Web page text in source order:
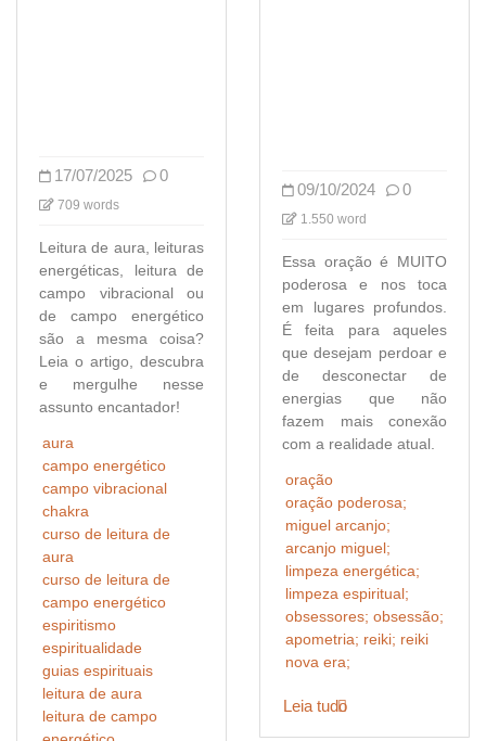
17/07/2025 0
709 words
Leitura de aura, leituras
energéticas, leitura de
campo vibracional ou
de campo energético
são a mesma coisa?
Leia o artigo, descubra
e mergulhe nesse
assunto encantador!
aura
campo energético
campo vibracional
chakra
curso de leitura de
aura
curso de leitura de
campo energético
espiritismo
espiritualidade
guias espirituais
leitura de aura
leitura de campo
09/10/2024 0
1.550 word
Essa oração é MUITO
poderosa e nos toca
em lugares profundos.
É feita para aqueles
que desejam perdoar e
de desconectar de
energias que não
fazem mais conexão
com a realidade atual.
oração
oração poderosa;
miguel arcanjo;
arcanjo miguel;
limpeza energética;
limpeza espiritual;
obsessores; obsessão;
apometria; reiki; reiki
nova era;
Leia tudo